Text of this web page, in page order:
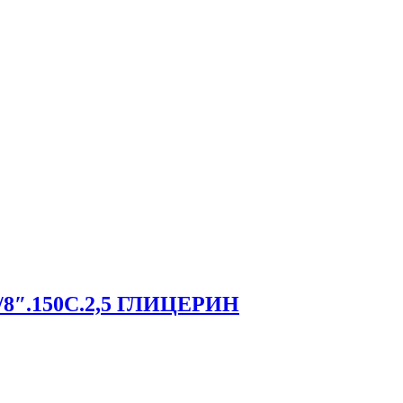
8″.150С.2,5 ГЛИЦЕРИН